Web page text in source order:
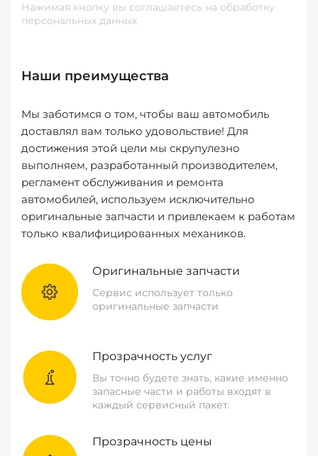
Нажимая кнопку вы соглашаетесь на обработку
персональных данных
Наши преимущества
Мы заботимся о том, чтобы ваш автомобиль
доставлял вам только удовольствие! Для
достижения этой цели мы скрупулезно
выполняем, разработанный производителем,
регламент обслуживания и ремонта
автомобилей, используем исключительно
оригинальные запчасти и привлекаем к работам
только квалифицированных механиков.
Оригинальные запчасти
Сервис использует только
оригинальные запчасти
Прозрачность услуг
Вы точно будете знать, какие именно
запасные части и работы входят в
каждый сервисный пакет.
Прозрачность цены